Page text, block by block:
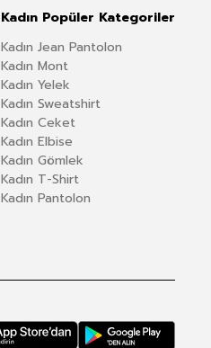
Kadın Popüler Kategoriler
Kadın Jean Pantolon
Kadın Mont
Kadın Yelek
Kadın Sweatshirt
Kadın Ceket
Kadın Elbise
Kadın Gömlek
Kadın T-Shirt
Kadın Pantolon